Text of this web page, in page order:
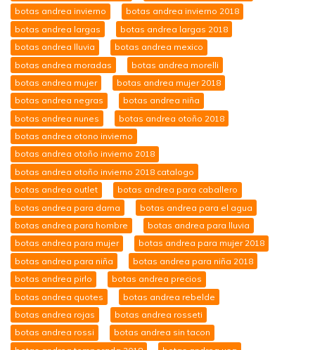
botas andrea invierno
botas andrea invierno 2018
botas andrea largas
botas andrea largas 2018
botas andrea lluvia
botas andrea mexico
botas andrea moradas
botas andrea morelli
botas andrea mujer
botas andrea mujer 2018
botas andrea negras
botas andrea niña
botas andrea nunes
botas andrea otoño 2018
botas andrea otono invierno
botas andrea otoño invierno 2018
botas andrea otoño invierno 2018 catalogo
botas andrea outlet
botas andrea para caballero
botas andrea para dama
botas andrea para el agua
botas andrea para hombre
botas andrea para lluvia
botas andrea para mujer
botas andrea para mujer 2018
botas andrea para niña
botas andrea para niña 2018
botas andrea pirlo
botas andrea precios
botas andrea quotes
botas andrea rebelde
botas andrea rojas
botas andrea rosseti
botas andrea rossi
botas andrea sin tacon